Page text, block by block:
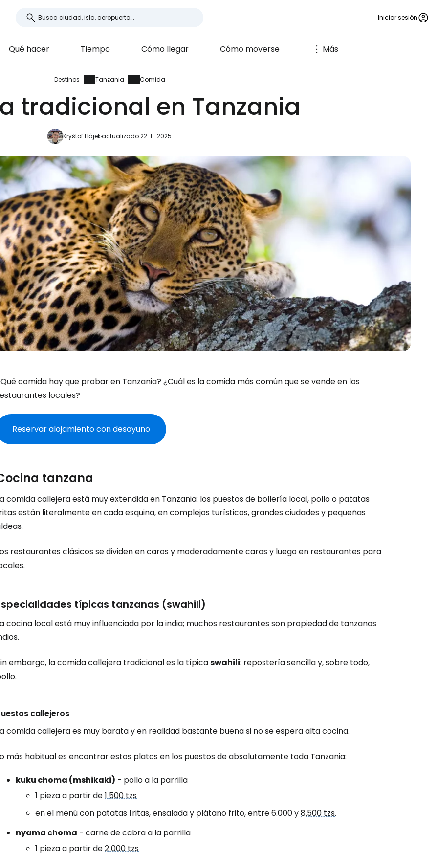
Iniciar sesión
Qué hacer Tiempo Cómo llegar Cómo moverse Más
Destinos Tanzania Comida
tradicional en Tanzania
Kryštof Hájekactualizado 22. 11. 2025
comida hay que probar en Tanzania? ¿Cuál es la comida más común que se vende en los
locales?
Reservar alojamiento con desayuno
tanzana
comida callejera está muy extendida en Tanzania: los puestos de bollería local, pollo o patatas
están literalmente en cada esquina, en complejos turísticos, grandes ciudades y pequeñas
restaurantes clásicos se dividen en caros y moderadamente caros y luego en restaurantes para
típicas tanzanas (swahili)
cocina local está muy influenciada por la india; muchos restaurantes son propiedad de tanzanos
embargo, la comida callejera tradicional es la típicaswahili: repostería sencilla y, sobre todo,
callejeros
comida callejera es muy barata y en realidad bastante buena si no se espera alta cocina.
más habitual es encontrar estos platos en los puestos de absolutamente toda Tanzania:
kuku choma (mshikaki) - pollo a la parrilla
1 pieza a partir de1 500 tzs
en el menú con patatas fritas, ensalada y plátano frito, entre 6.000 y8.500 tzs.
nyama choma - carne de cabra a la parrilla
1 pieza a partir de2 000 tzs